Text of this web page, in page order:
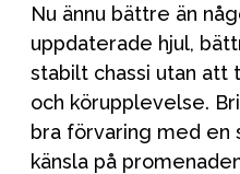
Nu ännu bättre än
uppdaterade hjul,
stabilt chassi utan att
och körupplevelse.
bra förvaring med en
känsla på